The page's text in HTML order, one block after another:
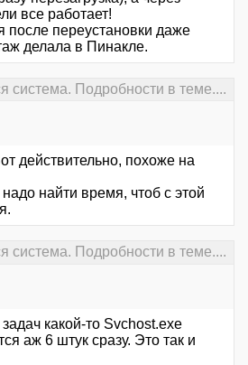
все работает!
после переустановки даже
делала в Пинакле.
система. Подробности в теме....
действительно, похоже на
найти время, чтоб с этой
система. Подробности в теме....
какой-то Svchost.exe
аж 6 штук сразу. Это так и